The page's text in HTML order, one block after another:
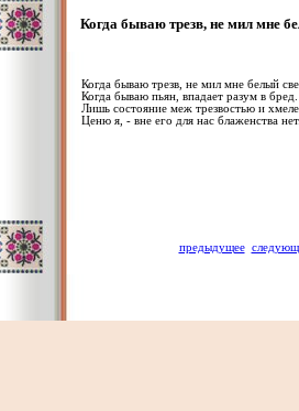
Когда бываю трезв, не мил мне
Когда бываю трезв, не мил мне белый
Когда бываю пьян, впадает разум в бред.
Лишь состояние меж трезвостью и
Ценю я, - вне его для нас блаженства
предыдущее